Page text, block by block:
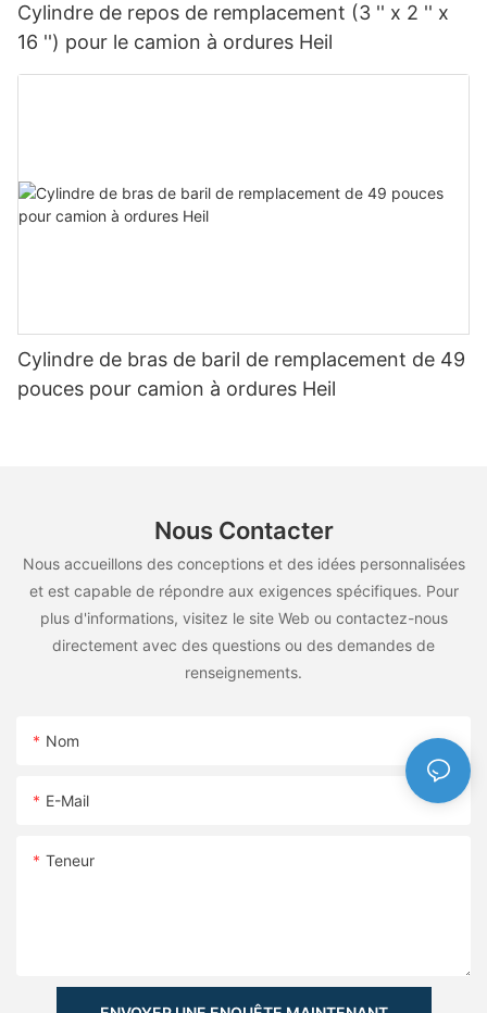
Cylindre de repos de remplacement (3 '' x 2 '' x
16 '') pour le camion à ordures Heil
Cylindre de bras de baril de remplacement de 49
pouces pour camion à ordures Heil
Nous Contacter
Nous accueillons des conceptions et des idées personnalisées
et est capable de répondre aux exigences spécifiques. Pour
plus d'informations, visitez le site Web ou contactez-nous
directement avec des questions ou des demandes de
renseignements.
Nom
E-Mail
Teneur